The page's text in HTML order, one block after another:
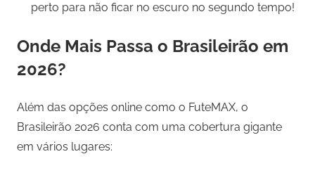
perto para não ficar no escuro no segundo tempo!
Onde Mais Passa o Brasileirão em
2026?
Além das opções online como o FuteMAX, o
Brasileirão 2026 conta com uma cobertura gigante
em vários lugares: